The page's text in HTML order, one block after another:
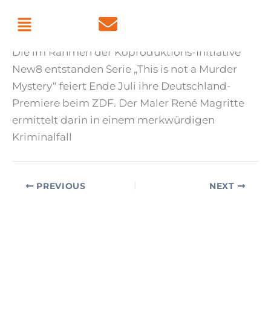
Menu
Byadmin June 22, 2026
Die im Rahmen der Koproduktions-Initiative
New8 entstanden Serie „This is not a Murder
Mystery“ feiert Ende Juli ihre Deutschland-
Premiere beim ZDF. Der Maler René Magritte
ermittelt darin in einem merkwürdigen
Kriminalfall
PREVIOUS NEXT